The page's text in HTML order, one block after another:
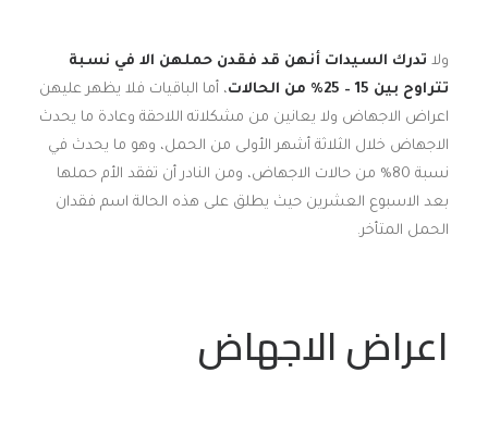
ولا تدرك السيدات أنهن قد فقدن حملهن الا في نسبة
تتراوح بين 15 – 25% من الحالات
، أما الباقيات فلا يظهر عليهن
اعراض الاجهاض ولا يعانين من مشكلاته اللاحقة وعادة ما يحدث
الاجهاض خلال الثلاثة أشهر الأولى من الحمل، وهو ما يحدث في
نسبة 80% من حالات الاجهاض، ومن النادر أن تفقد الأم حملها
بعد الاسبوع العشرين حيث يطلق على هذه الحالة اسم فقدان
الحمل المتأخر.
اعراض الاجهاض